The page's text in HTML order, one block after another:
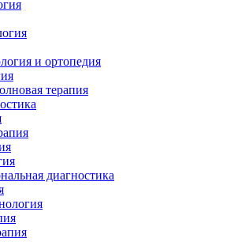
и ортопедия
терапия
диагностика